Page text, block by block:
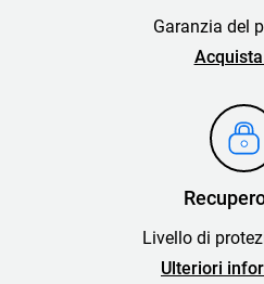
Garanzia del
Livello di
Ulteriori